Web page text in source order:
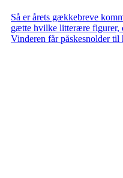
Så er årets gækkebreve
gætte hvilke litterære figurer,
Vinderen får påskesnolder til